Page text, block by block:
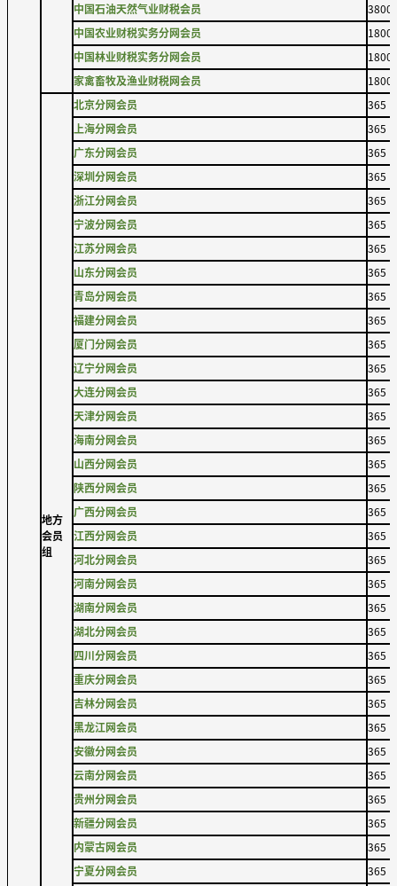
中国石油天然气业财税会员
3800
中国农业财税实务分网会员
1800
中国林业财税实务分网会员
1800
家禽畜牧及渔业财税网会员
1800
地方
会员
组
北京分网会员
365
上海分网会员
365
广东分网会员
365
深圳分网会员
365
浙江分网会员
365
宁波分网会员
365
江苏分网会员
365
山东分网会员
365
青岛分网会员
365
福建分网会员
365
厦门分网会员
365
辽宁分网会员
365
大连分网会员
365
天津分网会员
365
海南分网会员
365
山西分网会员
365
陕西分网会员
365
广西分网会员
365
江西分网会员
365
河北分网会员
365
河南分网会员
365
湖南分网会员
365
湖北分网会员
365
四川分网会员
365
重庆分网会员
365
吉林分网会员
365
黑龙江网会员
365
安徽分网会员
365
云南分网会员
365
贵州分网会员
365
新疆分网会员
365
内蒙古网会员
365
宁夏分网会员
365